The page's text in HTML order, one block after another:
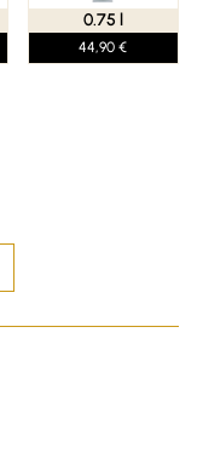
0.75 l
44,90 €